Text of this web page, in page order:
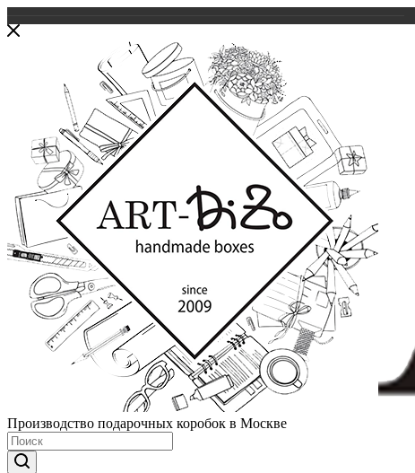
Производство подарочных коробок в Москве